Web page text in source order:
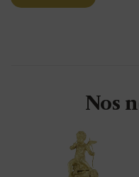
Nos